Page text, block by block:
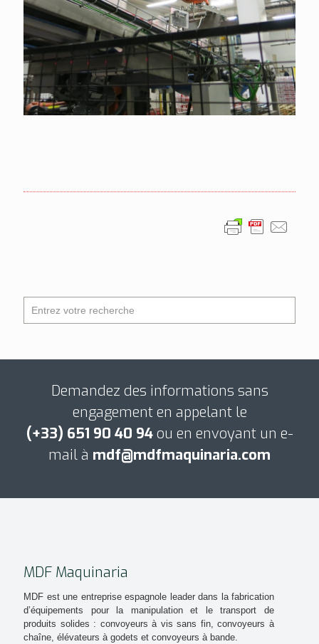
Demandez des informations sans
engagement en appelant le
(+33) 651 90 40 94ou en envoyant un e-
mail à mdf@mdfmaquinaria.com
MDF Maquinaria
MDF est une entreprise espagnole leader dans la fabrication
d’équipements pour la manipulation et le transport de
produits solides : convoyeurs à vis sans fin, convoyeurs à
chaîne, élévateurs à godets et convoyeurs à bande.